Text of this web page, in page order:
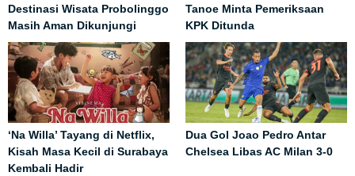
Destinasi Wisata Probolinggo
Masih Aman Dikunjungi
Tanoe Minta Pemeriksaan
KPK Ditunda
‘Na Willa’ Tayang di Netflix,
Kisah Masa Kecil di Surabaya
Kembali Hadir
Dua Gol Joao Pedro Antar
Chelsea Libas AC Milan 3-0